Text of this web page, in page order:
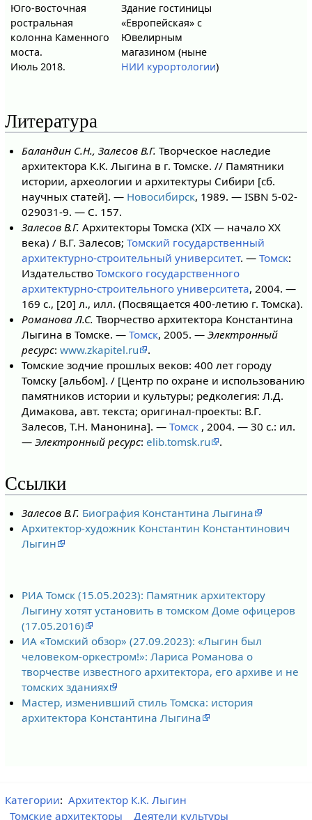
Юго-восточная
ростральная
колонна Каменного
моста.
Июль 2018.
Здание гостиницы
«Европейская» с
Ювелирным
магазином (ныне
НИИ курортологии)
Литература
Баландин С.Н., Залесов В.Г. Творческое наследие
архитектора К.К. Лыгина в г. Томске. // Памятники
истории, археологии и архитектуры Сибири [сб.
научных статей]. — Новосибирск, 1989. — ISBN 5-02-
029031-9. — С. 157.
Залесов В.Г. Архитекторы Томска (XIX — начало XX
века) / В.Г. Залесов;Томский государственный
архитектурно-строительный университет. —Томск:
ИздательствоТомского государственного
архитектурно-строительного университета, 2004. —
169 с., [20] л., илл. (Посвящается 400-летию г. Томска).
Романова Л.С. Творчество архитектора Константина
Лыгина в Томске. —Томск, 2005. —Электронный
ресурс:www.zkapitel.ru
.
Томские зодчие прошлых веков: 400 лет городу
Томску [альбом]. / [Центр по охране и использованию
памятников истории и культуры; редколегия: Л.Д.
Димакова, авт. текста; оригинал-проекты: В.Г.
Залесов, Т.Н. Манонина]. —Томск , 2004. — 30 с.: ил.
—Электронный ресурс:elib.tomsk.ru .
Ссылки
Залесов В.Г. Биография Константина Лыгина
Архитектор-художник Константин Константинович
Лыгин
РИА Томск (15.05.2023): Памятник архитектору
Лыгину хотят установить в томском Доме офицеров
(17.05.2016)
ИА «Томский обзор» (27.09.2023): «Лыгин был
человеком-оркестром!»: Лариса Романова о
творчестве известного архитектора, его архиве и не
томских зданиях
Мастер, изменивший стиль Томска: история
архитектора Константина Лыгина
Категории: Архитектор К.К. Лыгин
Томские архитекторы
Деятели культуры